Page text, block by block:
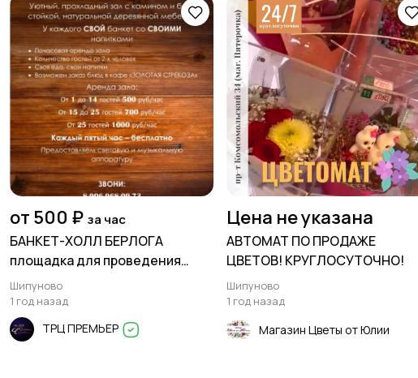
от 500 ₽ за час
БАНКЕТ-ХОЛЛ БЕРЛОГА
площадка для проведения
Ваших мероприятий
Шипуново
1 год назад
ТРЦ ПРЕМЬЕР
Цена не указана
АВТОМАТ ПО ПРОДАЖЕ
ЦВЕТОВ! КРУГЛОСУТОЧНО!
Шипуново
1 год назад
Магазин Цветы от Юлии